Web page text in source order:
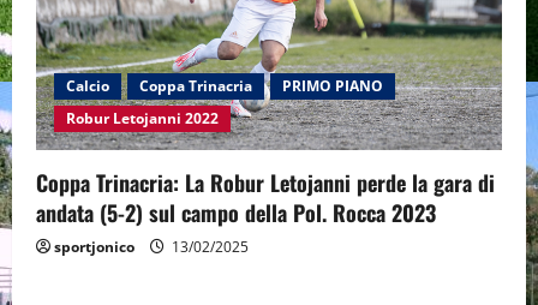
Calcio Coppa Trinacria
PRIMO PIANO
Robur Letojanni 2022
Coppa Trinacria: La Robur Letojanni perde la gara di
andata (5-2) sul campo della Pol. Rocca 2023
sportjonico 13/02/2025